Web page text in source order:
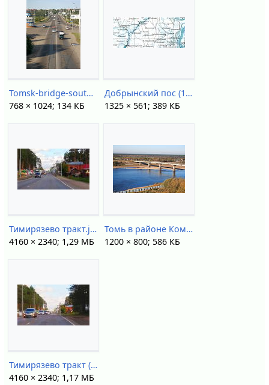
Tomsk-bridge-southern.jpg
768 × 1024; 134 КБ
Добрынский пос (1921).jpg
1325 × 561; 389 КБ
Тимирязево тракт.jpg
4160 × 2340; 1,29 МБ
Томь в районе Коммунального моста в сентябре.jpg
1200 × 800; 586 КБ
Тимирязево тракт (2).jpg
4160 × 2340; 1,17 МБ